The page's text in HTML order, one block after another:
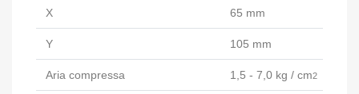
X 65 mm
Y 105 mm
Aria compressa 1,5 - 7,0 kg / cm2